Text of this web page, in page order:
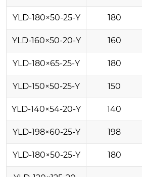
YLD-180×50-25-Y 180
YLD-160×50-20-Y 160
YLD-180×65-25-Y 180
YLD-150×50-25-Y 150
YLD-140×54-20-Y 140
YLD-198×60-25-Y 198
YLD-180×50-25-Y 180